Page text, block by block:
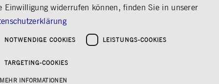
Menschen & Ideen bei der Deutsche Börse
Group
Erschienen am: 26.06.2023
unsere Praktikant*innen, Trainees und
Einwilligung widerrufen können, finden Sie in unserer
NOTWENDIGE COOKIES LEISTUNGS-COOKIES
TARGETING-COOKIES
MEHR INFORMATIONEN